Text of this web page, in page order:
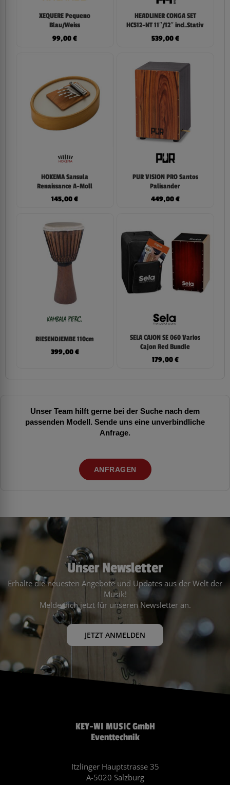
XEQUERE Pequeno
Blau/Weiss
99,00€
HEADLINER CONGA SET
HC512-NT 11″/12″ incl.Stativ
539,00€
HOKEMA Sansula
Renaissance A-Moll
145,00€
PUR VISION PRO Santos
Palisander
449,00€
RIESENDJEMBE 110cm
399,00€
SELA CAJON SE 060 Varios
Cajon Red Bundle
179,00€
Unser Team hilft gerne bei der Suche nach dem
passenden Modell. Sende uns eine unverbindliche
Anfrage.
ANFRAGEN
Unser Newsletter
Erhalte die neuesten Angebote und Updates aus der Welt der
Musik!
Melde dich jetzt für unseren Newsletter an.
JETZT ANMELDEN
KEY-WI MUSIC GmbH
Eventtechnik
Itzlinger Hauptstrasse 35
A-5020 Salzburg